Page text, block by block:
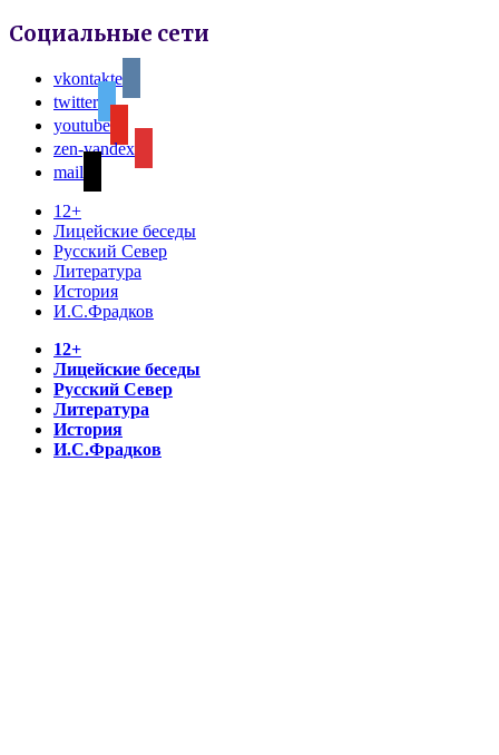
Социальные сети
vkontakte
twitter
youtube
zen-yandex
mail
12+
Лицейские беседы
Русский Север
Литература
История
И.С.Фрадков
12+
Лицейские беседы
Русский Север
Литература
История
И.С.Фрадков